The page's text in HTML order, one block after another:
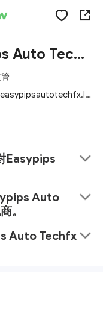
Easypips Auto Techfx
https://www.easypipsautotechfx.ltd/
Easypips
Auto
。
Auto Techfx